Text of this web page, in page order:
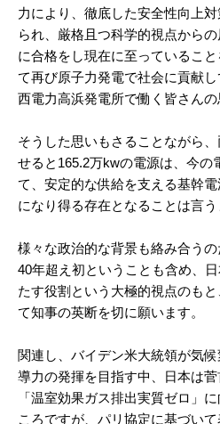
力により、徹底した安全性向上
られ、厳格且つ科学的視点から
に合格をし現在に至っているこ
て再び原子力発電で社会に貢献
西電力高浜発電所で働く皆さんの
そうした思いもさることながら
せると165.2万kwの電源は、今の
て、安定的な供給を支える基幹電
になり得る存在となることは言う
様々な政治的な背景も絡み合う
40年超え初ということも含め、
たす役割という大極的視点のも
て知事の英断を切に願います。
関連し、バイデン米大統領が気
導力の発揮を目指す中、日本は
「温室効果ガス排出実質ゼロ」
ころですが、パリ協定に基づい